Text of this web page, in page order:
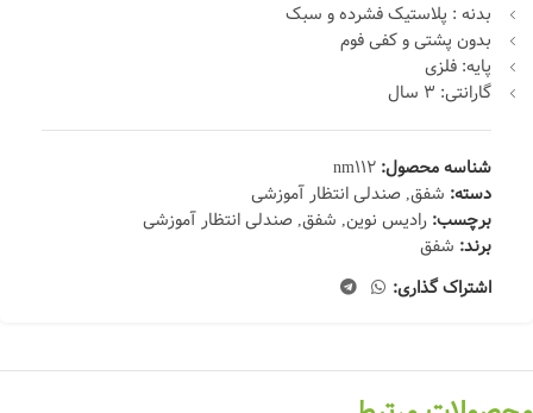
بدنه : پلاستیک فشرده و سبک
بدون پشتی و کفی فوم
پایه: فلزی
گارانتی: 3 سال
شناسه محصول: nm112
دسته: شفق,صندلی انتظار آموزشی
برچسب: رادیس نوین, شفق,صندلی انتظار آموزشی
برند: شفق
اشتراک گذاری: